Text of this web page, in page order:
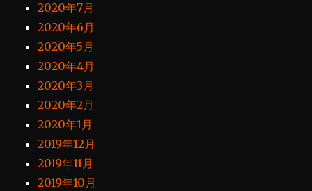
2020年7月
2020年6月
2020年5月
2020年4月
2020年3月
2020年2月
2020年1月
2019年12月
2019年11月
2019年10月